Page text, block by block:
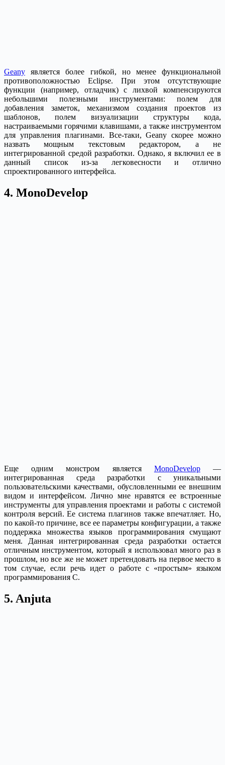
Geany является более гибкой, но менее функциональной
противоположностью Eclipse. При этом отсутствующие
функции (например, отладчик) с лихвой компенсируются
небольшими полезными инструментами: полем для
добавления заметок, механизмом создания проектов из
шаблонов, полем визуализации структуры кода,
настраиваемыми горячими клавишами, а также инструментом
для управления плагинами. Все-таки, Geany скорее можно
назвать мощным текстовым редактором, а не
интегрированной средой разработки. Однако, я включил ее в
данный список из-за легковесности и отлично
спроектированного интерфейса.
4. MonoDevelop
Еще одним монстром является MonoDevelop—
интегрированная среда разработки с уникальными
пользовательскими качествами, обусловленными ее внешним
видом и интерфейсом. Лично мне нравятся ее встроенные
инструменты для управления проектами и работы с системой
контроля версий. Ее система плагинов также впечатляет. Но,
по какой-то причине, все ее параметры конфигурации, а также
поддержка множества языков программирования смущают
меня. Данная интегрированная среда разработки остается
отличным инструментом, который я использовал много раз в
прошлом, но все же не может претендовать на первое место в
том случае, если речь идет о работе с «простым» языком
программирования C.
5. Anjuta